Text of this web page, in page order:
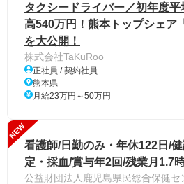
タクシードライバー／初年度
高540万円！熊本トップシェア
を大公開！
株式会社TaKuRoo
正社員 / 契約社員
熊本県
月給23万円～50万円
NEW
看護師/日勤のみ・年休122日/
定・採血/賞与年2回/残業月1.7
公益財団法人鹿児島県民総合保健セ